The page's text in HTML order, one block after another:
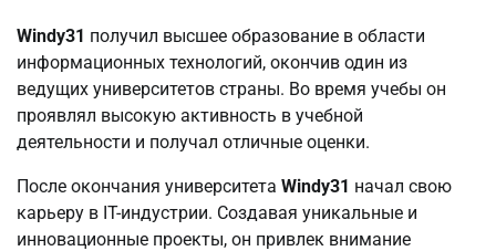
Windy31 получил высшее образование в области
информационных технологий, окончив один из
ведущих университетов страны. Во время учебы он
проявлял высокую активность в учебной
деятельности и получал отличные оценки.
После окончания университета Windy31 начал свою
карьеру в IT-индустрии. Создавая уникальные и
инновационные проекты, он привлек внимание